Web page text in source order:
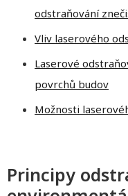
odstraňování
Vliv laserového
Laserové
povrchů budov
Možnosti
Principy